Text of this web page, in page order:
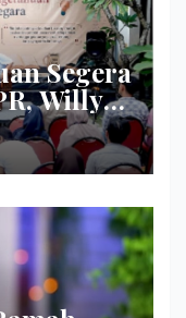
Segera
Willy